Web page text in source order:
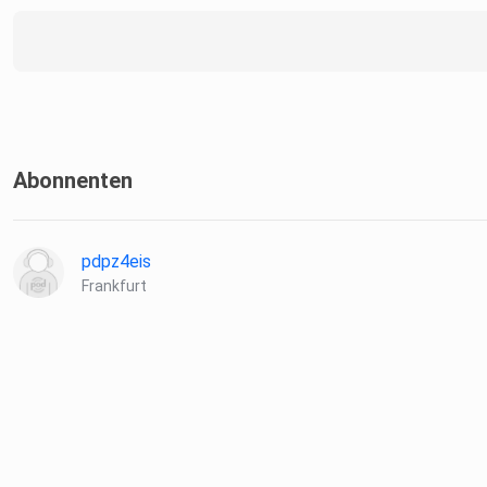
Abonnenten
pdpz4eis
Frankfurt